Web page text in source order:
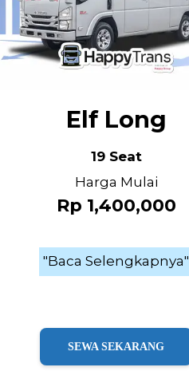
Elf Long
19 Seat
Harga Mulai
Rp 1,400,000
"Baca Selengkapnya"
SEWA SEKARANG